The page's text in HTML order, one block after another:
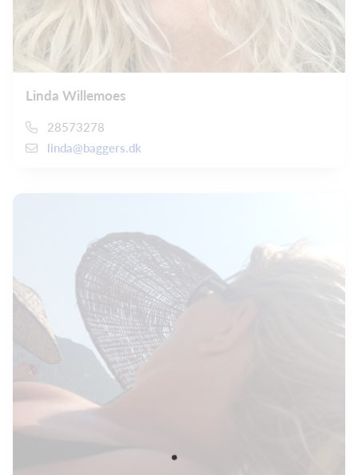
Linda Willemoes
28573278
linda@baggers.dk